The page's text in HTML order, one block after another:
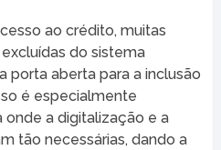
ao crédito, muitas
do sistema
porta aberta para a inclusão
é especialmente
a digitalização e a
tão necessárias, dando a